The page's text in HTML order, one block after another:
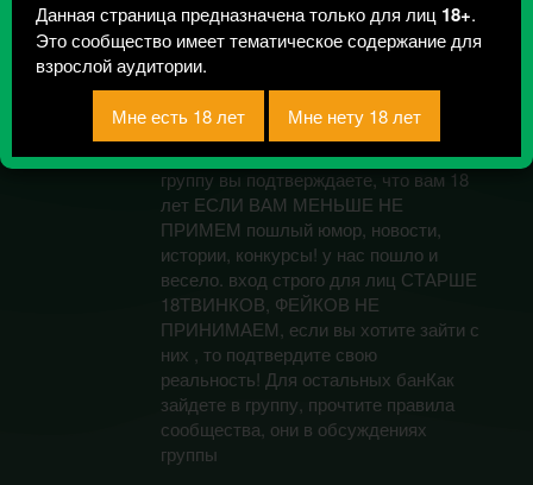
Данная страница предназначена только для лиц 18+.
Это сообщество имеет тематическое содержание для
взрослой аудитории.Пошлый Липецк
Всего 0, за сегодня 0 сообщений
отправлено / Рейтинг 0
ВХОД ОТ 18 ЛЕТ И ВЫШЕ . Вступая в
группу вы подтверждаете, что вам 18
лет ЕСЛИ ВАМ МЕНЬШЕ НЕ
ПРИМЕМ пошлый юмор, новости,
истории, конкурсы! у нас пошло и
весело. вход строго для лиц СТАРШЕ
18ТВИНКОВ, ФЕЙКОВ НЕ
ПРИНИМАЕМ, если вы хотите зайти с
них , то подтвердите свою
реальность! Для остальных банКак
зайдете в группу, прочтите правила
сообщества, они в обсуждениях
группы